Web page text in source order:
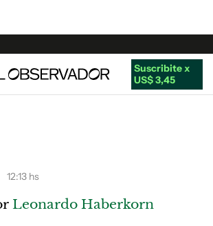
Suscribite x
US$ 3,45
12:13 hs
Leonardo Haberkorn